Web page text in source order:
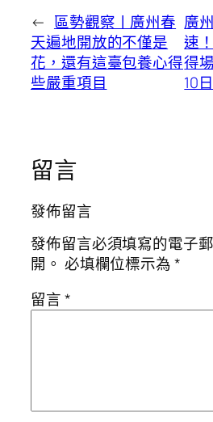
← 區勢觀察丨廣州春
天遍地開放的不僅是
花，還有這臺包養心得
些嚴重項目
廣
速
得
10
留言
發佈留言
發佈留言必須填寫的電子
開。 必填欄位標示為*
留言*